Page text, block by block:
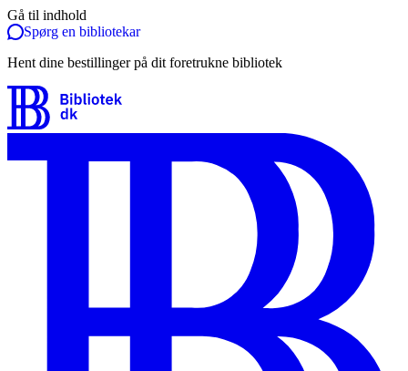
Gå til indhold
Spørg en bibliotekar
Hent dine bestillinger på dit foretrukne bibliotek